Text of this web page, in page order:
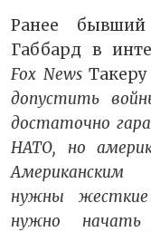
Ранее
Габбард в
Fox NewsТакеру
допустить
достаточно
НАТО, но
нужны
нужно начать